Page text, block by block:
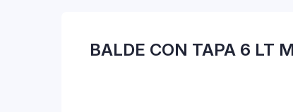
BALDE CON TAPA 6 LT